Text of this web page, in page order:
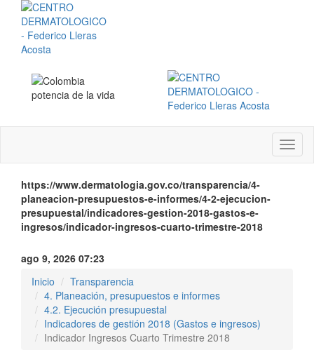
Menú
https://www.dermatologia.gov.co/transparencia/4-
planeacion-presupuestos-e-informes/4-2-ejecucion-
presupuestal/indicadores-gestion-2018-gastos-e-
ingresos/indicador-ingresos-cuarto-trimestre-2018
ago 9, 2026 07:23
Inicio
Transparencia
4. Planeación, presupuestos e informes
4.2. Ejecución presupuestal
Indicadores de gestión 2018 (Gastos e ingresos)
Indicador Ingresos Cuarto Trimestre 2018